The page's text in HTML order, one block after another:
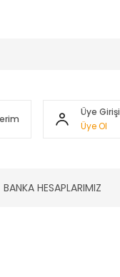
Üye Girişi
Üye Ol
BANKA HESAPLARIMIZ